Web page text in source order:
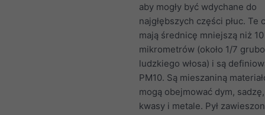
aby mogły być wdychane do
najgłębszych części płuc. Te
mają średnicę mniejszą niż 10
mikrometrów (około 1/7
ludzkiego włosa) i są
PM10. Są mieszaniną
mogą obejmować dym,
kwasy i metale. Pył